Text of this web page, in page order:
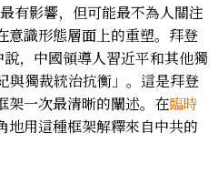
有影響，但可能最不為人關注
意識形態層面上的重塑。拜登
說，中國領導人習近平和其他獨
與獨裁統治抗衡」。這是拜登
架一次最清晰的闡述。在臨時
地用這種框架解釋來自中共的